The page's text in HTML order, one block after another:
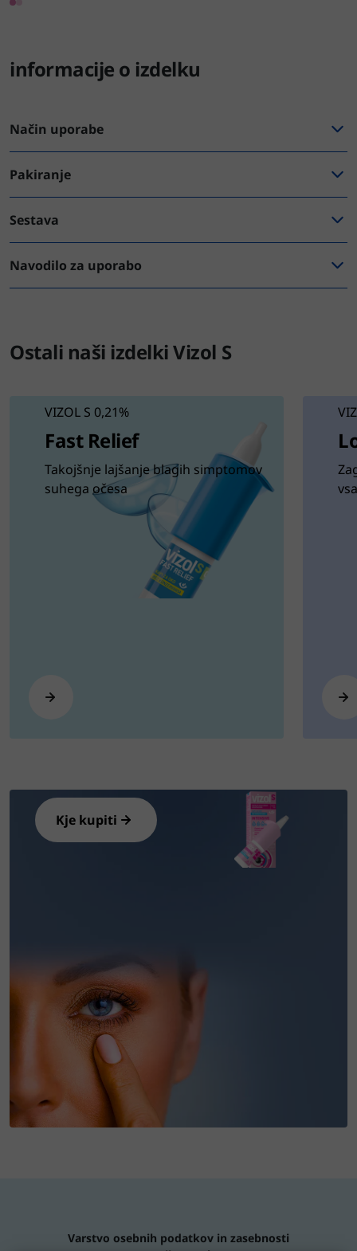
informacije o izdelku
Način uporabe
Pakiranje
Sestava
Navodilo za uporabo
Ostali naši izdelki Vizol S
VIZOL S 0,21%
Fast Relief
Takojšnje lajšanje blagih simptomov
suhega očesa
Kje kupiti
Varstvo osebnih podatkov in zasebnosti